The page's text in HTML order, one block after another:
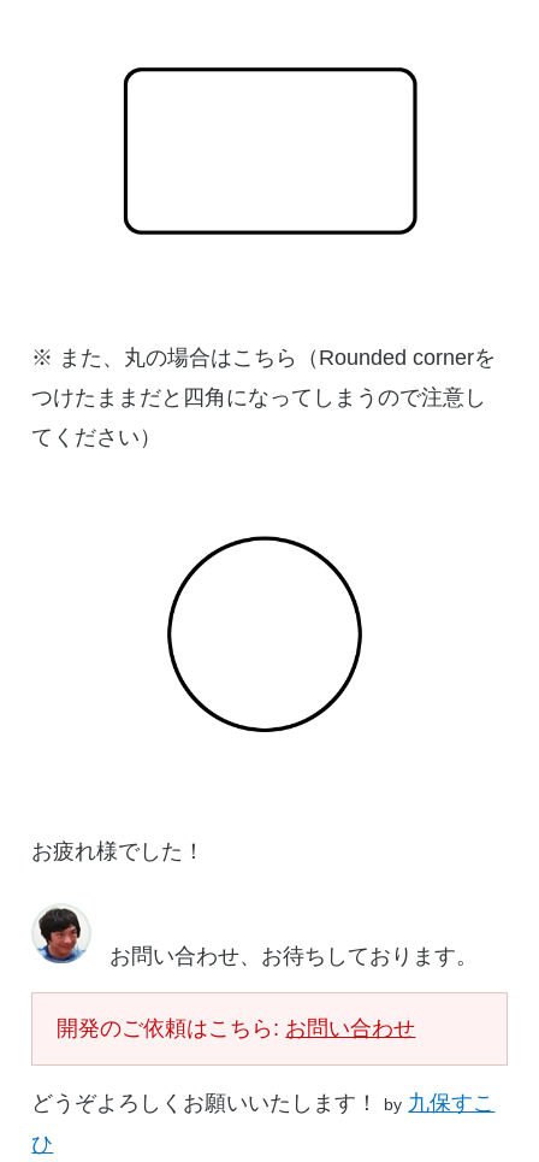
※ また、丸の場合はこちら（Rounded cornerを
つけたままだと四角になってしまうので注意し
てください）
お疲れ様でした！
お問い合わせ、お待ちしております。
開発のご依頼はこちら: お問い合わせ
どうぞよろしくお願いいたします！ by 九保すこ
ひ